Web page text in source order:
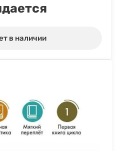
в наличии